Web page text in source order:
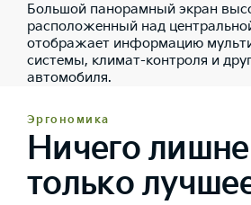
Большой панорамный экран
расположенный над
отображает информацию
системы, климат-контроля и
автомобиля.
Эргономика
Ничего
только